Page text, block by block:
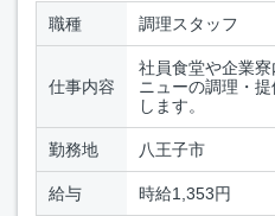
職種 調理スタッフ
仕事内容
社員食堂や企業
ニューの調理・
します。
勤務地 八王子市
給与 時給1,353円